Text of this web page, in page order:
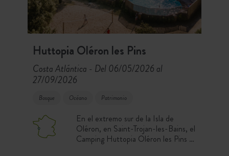
Huttopia Oléron les Pins
Costa Atlántica - Del 06/05/2026 al
27/09/2026
Bosque Océano Patrimonio
En el extremo sur de la Isla de
Oléron, en Saint-Trojan-les-Bains, el
Camping Huttopia Oléron les Pins te